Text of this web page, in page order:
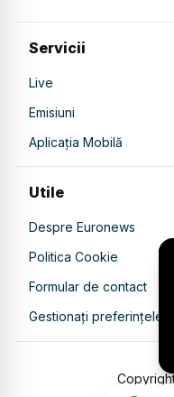
Servicii
Live
Emisiuni
Aplicația Mobilă
Utile
Despre Euronews
Politica Cookie
Formular de contact
Gestionați preferințele